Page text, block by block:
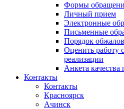
Формы
Личный прием
Электронные
Письменные
Порядок
Оценить работу
реализации
Анкета качества
Контакты
Контакты
Красноярск
Ачинск